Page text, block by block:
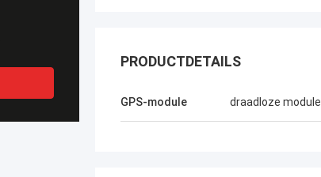
PRODUCTDETAILS
GPS-module draadloze module